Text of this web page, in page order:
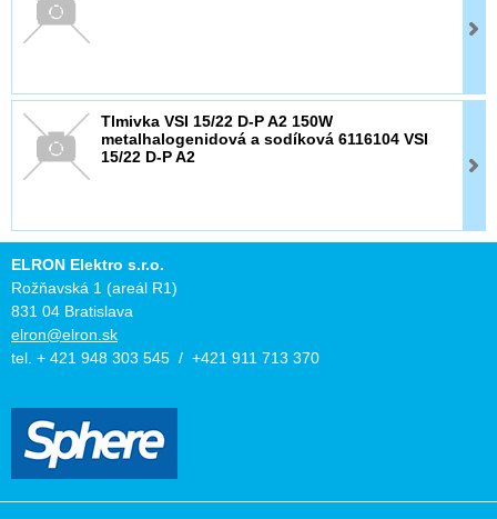
Tlmivka VSI 15/22 D-P A2 150W
metalhalogenidová a sodíková 6116104 VSI
15/22 D-P A2
ELRON Elektro s.r.o.
Rožňavská 1 (areál R1)
831 04 Bratislava
elron@elron.sk
tel. + 421 948 303 545 / +421 911 713 370